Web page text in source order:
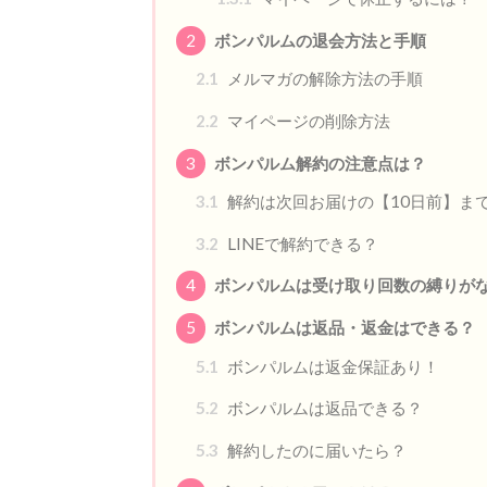
2
ボンパルムの退会方法と手順
2.1
メルマガの解除方法の手順
2.2 マイページの削除方法
3
ボンパルム解約の注意点は？
3.1
解約は次回お届けの【10日前】ま
3.2 LINEで解約できる？
4 ボンパルムは受け取り回数の縛りが
5
ボンパルムは返品・返金はできる？
5.1
ボンパルムは返金保証あり！
5.2 ボンパルムは返品できる？
5.3 解約したのに届いたら？